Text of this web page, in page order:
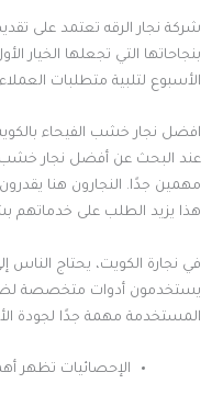
شركة نجار الرقه تعتمد على
بنجاحاتها التي تجعلها الخيار
الأسبوع لتلبية متطلبات
افضل نجار خشب الفيحاء
عند البحث عن أفضل نجار خشب
مهمين جدًا. النجارون هنا
هذا يزيد الطلب على خدماتهم
في نجارة الكويت، يحتاج الناس
يستخدمون أدوات متخصصة
المستخدمة مهمة جدًا لجودة
الإحصائيات تظهر